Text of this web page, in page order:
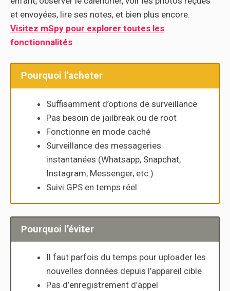
et envoyées, lire ses notes, et bien plus encore.
Visitez mSpy pour explorer toutes les
fonctionnalités.
Pourquoi l'acheter
Suffisamment d’options de surveillance
Pas besoin de jailbreak ou de root
Fonctionne en mode caché
Surveillance des messageries
instantanées (Whatsapp, Snapchat,
Instagram, Messenger, etc.)
Suivi GPS en temps réel
Pourquoi l’éviter
Il faut parfois du temps pour uploader les
nouvelles données depuis l’appareil cible
Pas d’enregistrement d’appel